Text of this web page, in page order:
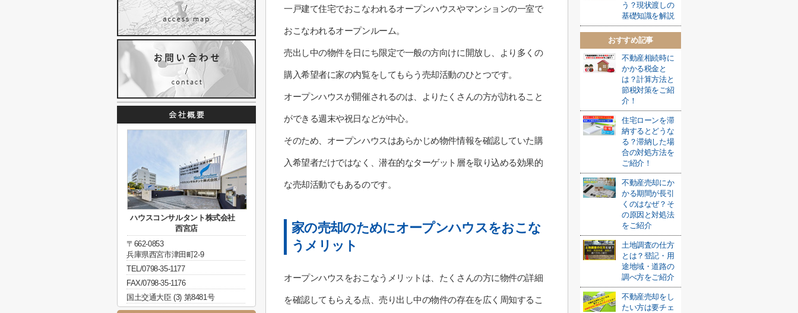
一戸建て住宅でおこなわれるオープンハウスやマンションの一室で
おこなわれるオープンルーム。
売出し中の物件を日にち限定で一般の方向けに開放し、より多くの
購入希望者に家の内覧をしてもらう売却活動のひとつです。
オープンハウスが開催されるのは、よりたくさんの方が訪れること
ができる週末や祝日などが中心。
そのため、オープンハウスはあらかじめ物件情報を確認していた購
入希望者だけではなく、潜在的なターゲット層を取り込める効果的
な売却活動でもあるのです。
家の売却のためにオープンハウスをおこな
うメリット
オープンハウスをおこなうメリットは、たくさんの方に物件の詳細
を確認してもらえる点、売り出し中の物件の存在を広く周知するこ
う？現状渡しの
基礎知識を解説
おすすめ記事
不動産相続時に
かかる税金と
は？計算方法と
節税対策をご紹
介！
住宅ローンを滞
納するとどうな
る？滞納した場
合の対処方法を
ご紹介！
不動産売却にか
かる期間が長引
くのはなぜ？そ
の原因と対処法
をご紹介
土地調査の仕方
とは？登記・用
途地域・道路の
調べ方をご紹介
不動産売却をし
たい方は要チェ
ハウスコンサルタント株式会社
西宮店
〒662-0853
兵庫県西宮市津田町2-9
TEL/0798-35-1177
FAX/0798-35-1176
国土交通大臣 (3) 第8481号